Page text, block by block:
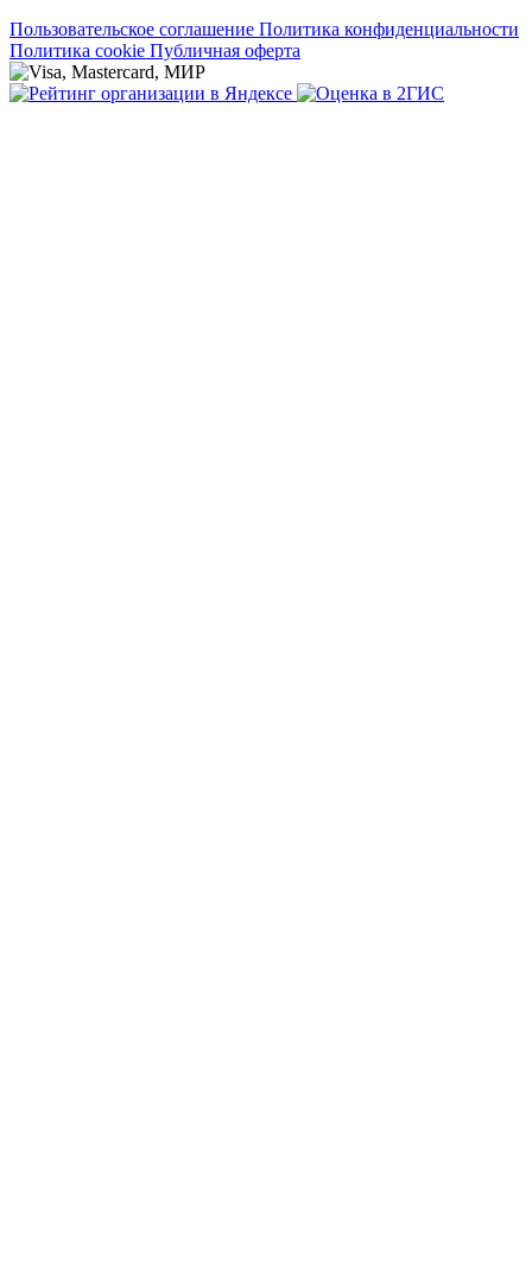
Пользовательское соглашение Политика конфиденциальности
Политика cookie Публичная оферта